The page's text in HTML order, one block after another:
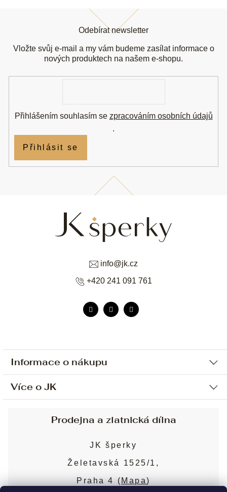
Informace o nákupu
Ochrana osobních údajů
Sjednání osobní schůzky
Obchodní podmínky
Puncovní značky
Více o JK
Blog
info@jk.cz
+420 241 091 761
Odebírat newsletter
Vložte svůj e-mail a my vám budeme zasílat informace o
nových produktech na našem e-shopu.
Přihlášením souhlasím se zpracováním osobních údajů
.
Přihlásit se
Prodejna a zlatnická dílna
JK šperky
Želetavská 1525/1,
Praha 4 ( Mapa)